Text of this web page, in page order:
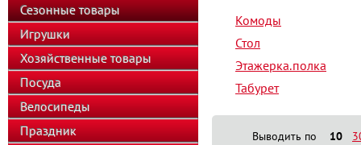
Сезонные товары
Игрушки
Хозяйственные товары
Посуда
Велосипеды
Праздник
Комоды
Стол
Этажерка.полка
Табурет
Выводить по 10